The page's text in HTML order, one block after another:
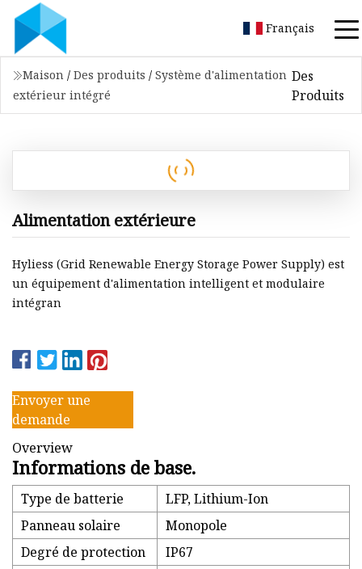
Français
Maison / Des produits / Système d'alimentation
extérieur intégré
Des
Produits
Alimentation extérieure
Hyliess (Grid Renewable Energy Storage Power Supply) est
un équipement d'alimentation intelligent et modulaire
intégran
Envoyer une
demande
Overview
Informations de base.
Type de batterie
LFP, Lithium-Ion
Panneau solaire
Monopole
Degré de protection
IP67